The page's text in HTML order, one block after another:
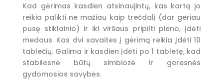
Kad gėrimas kasdien atsinaujintų, kas kartą jo
reikia palikti ne mažiau kaip trečdalį (dar geriau
pusę stiklainio) ir iki viršaus pripilti pieno, įdėti
medaus. Kas dvi savaites į gėrimą reikia įdėti 10
tablečių. Galima ir kasdien įdėti po 1 tabletę, kad
stabilesnė būtų simbiozė ir geresnės
gydomosios savybės.